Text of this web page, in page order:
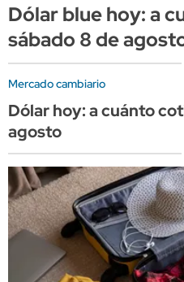
Dólar blue hoy: a
sábado 8 de
Mercado cambiario
Dólar hoy: a cuánto
agosto